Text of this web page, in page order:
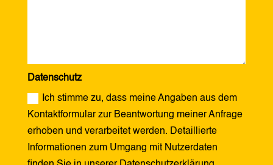
Datenschutz
Ich stimme zu, dass meine Angaben aus dem
Kontaktformular zur Beantwortung meiner Anfrage
erhoben und verarbeitet werden. Detaillierte
Informationen zum Umgang mit Nutzerdaten